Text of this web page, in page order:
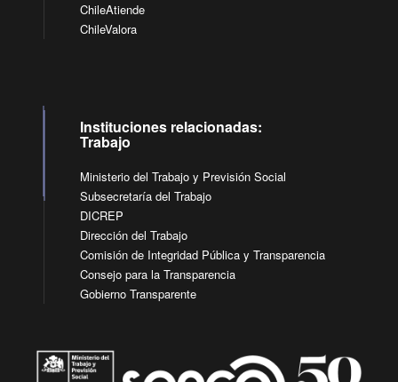
ChileAtiende
ChileValora
Instituciones relacionadas:
Trabajo
Ministerio del Trabajo y Previsión Social
Subsecretaría del Trabajo
DICREP
Dirección del Trabajo
Comisión de Integridad Pública y Transparencia
Consejo para la Transparencia
Gobierno Transparente